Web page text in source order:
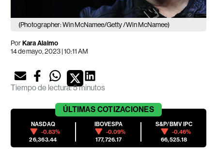
(Photographer: Win McNamee/Getty /Win McNamee)
PorKara Alaimo
14 de mayo, 2023 | 10:11 AM
Tiempo de lectura:5 minutos
ÚLTIMAS COTIZACIONES
NASDAQ
-0.83%
26,363.44
IBOVESPA
-0.09%
177,726.17
S&P/BMV IPC
-0.46%
66,525.18